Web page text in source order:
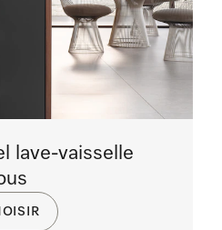
lave-vaisselle